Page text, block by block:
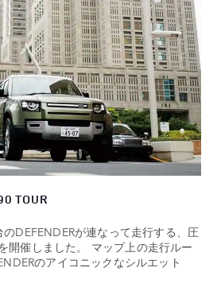
TOUR
DEFENDERが連なって走行する、圧
開催しました。 マップ上の走行ルー
のアイコニックなシルエット